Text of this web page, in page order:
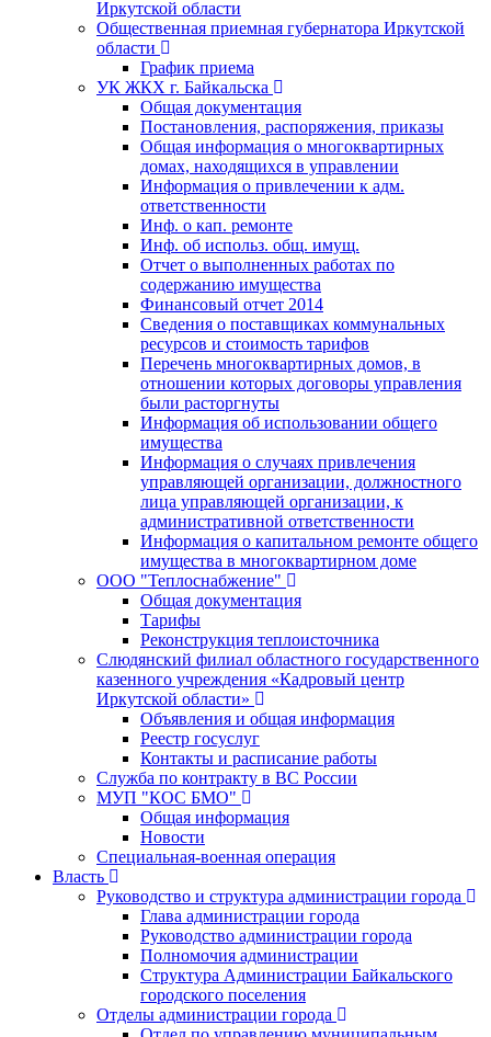
Иркутской области
Общественная приемная губернатора Иркутской
области
График приема
УК ЖКХ г. Байкальска
Общая документация
Постановления, распоряжения, приказы
Общая информация о многоквартирных
домах, находящихся в управлении
Информация о привлечении к адм.
ответственности
Инф. о кап. ремонте
Инф. об использ. общ. имущ.
Отчет о выполненных работах по
содержанию имущества
Финансовый отчет 2014
Сведения о поставщиках коммунальных
ресурсов и стоимость тарифов
Перечень многоквартирных домов, в
отношении которых договоры управления
были расторгнуты
Информация об использовании общего
имущества
Информация о случаях привлечения
управляющей организации, должностного
лица управляющей организации, к
административной ответственности
Информация о капитальном ремонте общего
имущества в многоквартирном доме
ООО "Теплоснабжение"
Общая документация
Тарифы
Реконструкция теплоисточника
Слюдянский филиал областного государственного
казенного учреждения «Кадровый центр
Иркутской области»
Объявления и общая информация
Реестр госуслуг
Контакты и расписание работы
Служба по контракту в ВС России
МУП "КОС БМО"
Общая информация
Новости
Специальная-военная операция
Власть
Руководство и структура администрации города
Глава администрации города
Руководство администрации города
Полномочия администрации
Структура Администрации Байкальского
городского поселения
Отделы администрации города